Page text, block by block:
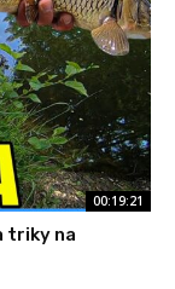
00:19:21
triky na